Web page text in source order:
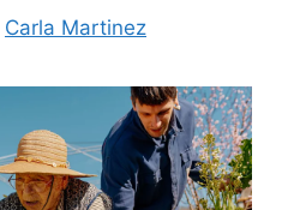
Carla Martinez